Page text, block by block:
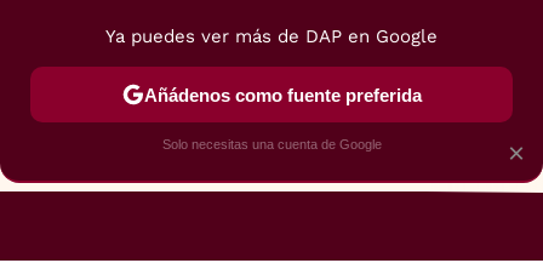
RESTAURANTES GASTROGUÍA ×
Ya puedes ver más de DAP en Google
Añádenos como fuente preferida
Solo necesitas una cuenta de Google